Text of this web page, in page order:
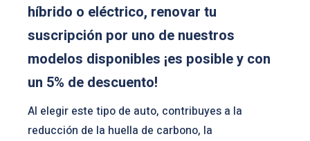
híbrido o eléctrico, renovar tu
suscripción por uno de nuestros
modelos disponibles ¡es posible y con
un 5% de descuento!
Al elegir este tipo de auto, contribuyes a la
reducción de la huella de carbono, la